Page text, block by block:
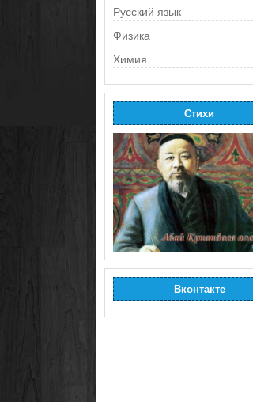
Русский язык
Физика
Химия
Стихи
Вконтакте